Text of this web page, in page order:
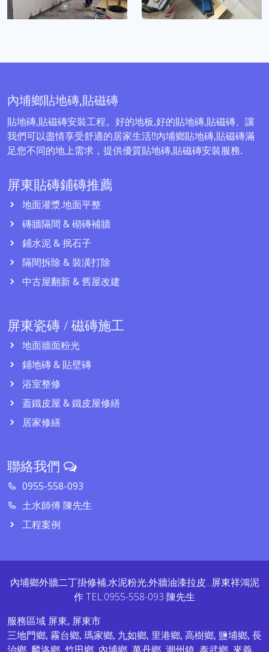
內埔鄉貼地磚,貼磁磚
貼地磚,貼磁磚安裝工程。好的地板,好的貼地磚,貼磁磚、讓
我們可以盡情享受舒適的居家生活!!內埔鄉貼地磚,貼磁磚滿
足您不同的地上需求，提供優質貼地磚,貼磁磚安裝服務.
屏東貼磚鋪磚推薦
地面灌漿.地面平整
磚牆隔間 & 砌磚補牆
鋪水泥 & 抿石子
隔間拆除 & 裝潢打除
中古屋翻新 & 舊屋改建
屏東瓷磚 / 磁磚施工
地面牆面粉光
鋪地磚 & 貼壁磚
浴室整修
蓋鐵皮屋 & 鐵皮屋修繕
居家修繕
聯絡我們
0955-558-093
土水師傅 陳先生
工程案例
內埔鄉外牆二丁掛修補,水泥粉光,外牆油漆拉皮...屏東祥鴻泥
作 TEL:0955-558-093 陳先生
服務區域 屏東, 屏東市
三地門鄉, 霧台鄉, 瑪家鄉, 九如鄉, 里港鄉, 高樹鄉, 鹽埔鄉, 長